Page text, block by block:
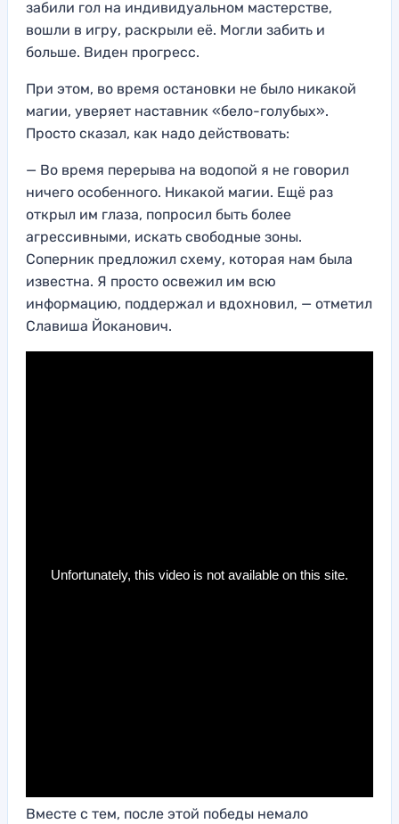
забили гол на индивидуальном мастерстве,
вошли в игру, раскрыли её. Могли забить и
больше. Виден прогресс.
При этом, во время остановки не было никакой
магии, уверяет наставник «бело-голубых».
Просто сказал, как надо действовать:
— Во время перерыва на водопой я не говорил
ничего особенного. Никакой магии. Ещё раз
открыл им глаза, попросил быть более
агрессивными, искать свободные зоны.
Соперник предложил схему, которая нам была
известна. Я просто освежил им всю
информацию, поддержал и вдохновил, — отметил
Славиша Йоканович.
Вместе с тем, после этой победы немало